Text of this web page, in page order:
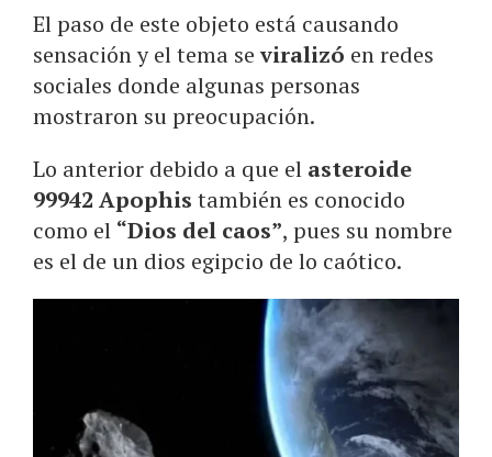
El paso de este objeto está causando
sensación y el tema seviralizó en redes
sociales donde algunas personas
mostraron su preocupación.
Lo anterior debido a que el asteroide
99942 Apophis también es conocido
como el “Dios del caos”, pues su nombre
es el de un dios egipcio de lo caótico.